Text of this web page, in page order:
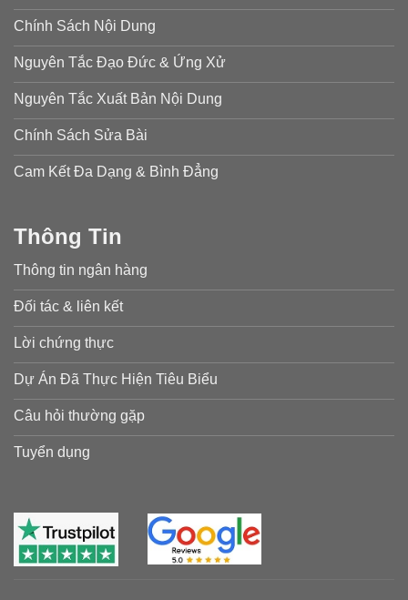
Chính Sách Nội Dung
Nguyên Tắc Đạo Đức & Ứng Xử
Nguyên Tắc Xuất Bản Nội Dung
Chính Sách Sửa Bài
Cam Kết Đa Dạng & Bình Đẳng
Thông Tin
Thông tin ngân hàng
Đối tác & liên kết
Lời chứng thực
Dự Án Đã Thực Hiện Tiêu Biểu
Câu hỏi thường gặp
Tuyển dụng